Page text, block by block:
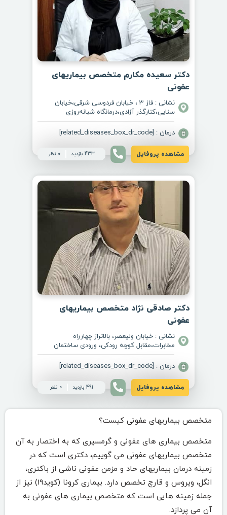
دکتر سعیده مکارم متخصص بیماریهای
عفونی
نشانی : فاز 3 ، خیابان فردوسی شرقی،خیابان
سنایی،کنار‌گذر آزادی،درمانگاه شبانه‌روزی
درمان : [related_diseases_box_dr_code]
مشاهده پروفایل 433 بازدید 0 نظر
دکتر صادقی نژاد متخصص بیماریهای
عفونی
نشانی : خیابان ولیعصر، بالاتراز چهارراه
مخابرات،مقابل کوچه رودکی، ورودی ساختمان
افشار، طبقه 4، واحد سمت چپ آسانسور
درمان : [related_diseases_box_dr_code]
مشاهده پروفایل 491 بازدید 0 نظر
متخصص بیماریهای عفونی کیست؟
متخصص بیماری های عفونی و گرمسیری که به اختصار به آن
متخصص بیماریهای عفونی می گوییم، دکتری است که در
زمینه درمان بیماریهای حاد و مزمن عفونی ناشی از باکتری،
انگل، ویروس و قارچ تخصص دارد. بیماری کرونا (کوید19) نیز از
جمله زمینه هایی است که متخصص بیماری های عفونی به
آن می پردازد.